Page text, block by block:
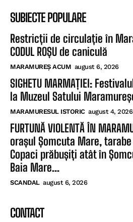
SUBIECTE POPULARE
Restricții de circulație în
CODUL ROȘU de caniculă
MARAMUREȘ ACUM august 6, 2026
SIGHETU MARMAȚIEI:
la Muzeul Satului
MARAMURESUL ISTORIC august 4, 2026
FURTUNĂ VIOLENTĂ ÎN
orașul Șomcuta Mare,
Copaci prăbușiți atât în
Baia Mare...
SCANDAL august 6, 2026
CONTACT